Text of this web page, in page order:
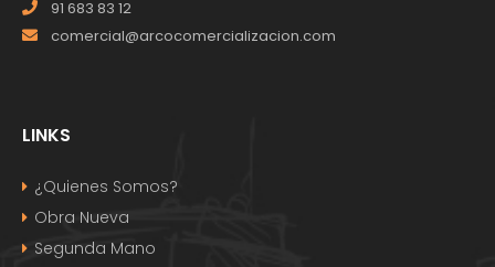
91 683 83 12
comercial@arcocomercializacion.com
LINKS
¿Quienes Somos?
Obra Nueva
Segunda Mano